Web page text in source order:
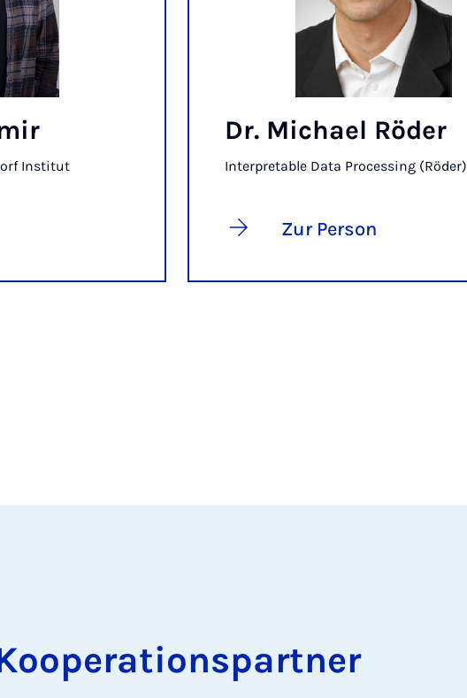
Institut
Dr. Michael Röder
Interpretable Data Processing (Röder)
Zur Person